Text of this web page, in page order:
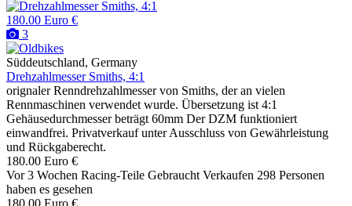
180.00 Euro €
3
Süddeutschland, Germany
Drehzahlmesser Smiths, 4:1
orignaler Renndrehzahlmesser von Smiths, der an vielen
Rennmaschinen verwendet wurde. Übersetzung ist 4:1
Gehäusedurchmesser beträgt 60mm Der DZM funktioniert
einwandfrei. Privatverkauf unter Ausschluss von Gewährleistung
und Rückgaberecht.
180.00 Euro €
Vor 3 Wochen Racing-Teile Gebraucht Verkaufen 298 Personen
haben es gesehen